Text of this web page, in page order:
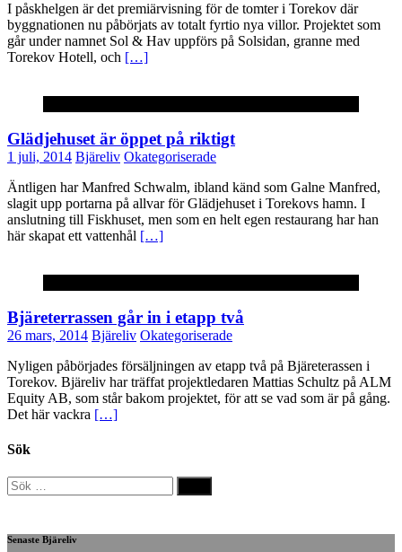
I påskhelgen är det premiärvisning för de tomter i Torekov där
byggnationen nu påbörjats av totalt fyrtio nya villor. Projektet som
går under namnet Sol & Hav uppförs på Solsidan, granne med
Torekov Hotell, och […]
Glädjehuset är öppet på riktigt
1 juli, 2014 Bjäreliv Okategoriserade
Äntligen har Manfred Schwalm, ibland känd som Galne Manfred,
slagit upp portarna på allvar för Glädjehuset i Torekovs hamn. I
anslutning till Fiskhuset, men som en helt egen restaurang har han
här skapat ett vattenhål […]
Bjäreterrassen går in i etapp två
26 mars, 2014 Bjäreliv Okategoriserade
Nyligen påbörjades försäljningen av etapp två på Bjäreterassen i
Torekov. Bjäreliv har träffat projektledaren Mattias Schultz på ALM
Equity AB, som står bakom projektet, för att se vad som är på gång.
Det här vackra […]
Sök
Sök
efter:
Senaste Bjäreliv